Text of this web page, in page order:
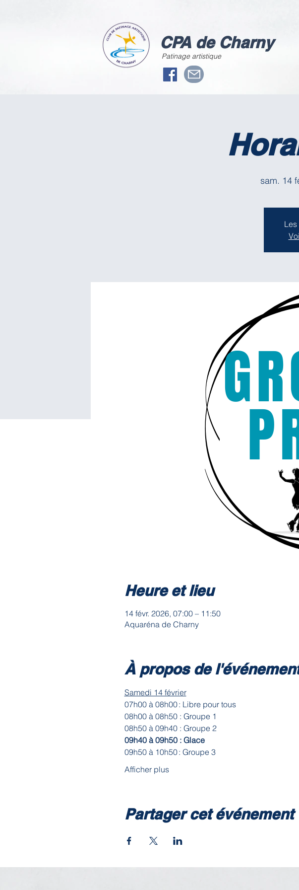
CPA de Charny
Patinage artistique
sam. 14
Heure et lieu
14 févr. 2026, 07:00 – 11:50
Aquaréna de Charny
À propos de
Samedi 14 février
07h00 à 08h00 : Libre pour tous
08h00 à 08h50 : Groupe 1
08h50 à 09h40 : Groupe 2
09h40 à 09h50 : Glace
09h50 à 10h50 : Groupe 3
Afficher plus
Partager cet événement